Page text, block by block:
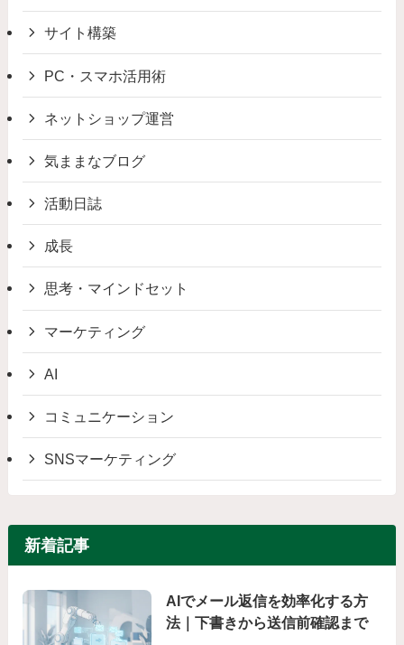
サイト構築
PC・スマホ活用術
ネットショップ運営
気ままなブログ
活動日誌
成長
思考・マインドセット
マーケティング
AI
コミュニケーション
SNSマーケティング
新着記事
AIでメール返信を効率化する方
法｜下書きから送信前確認まで